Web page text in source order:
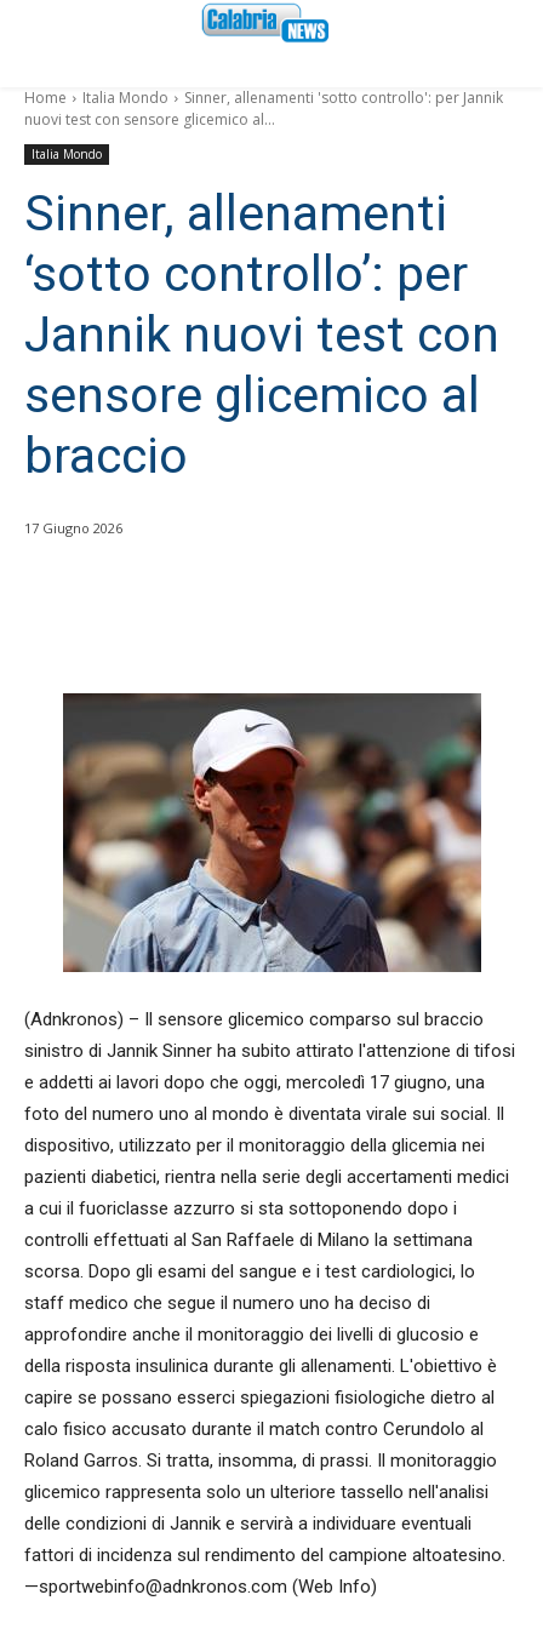
Home Italia Mondo
Sinner, allenamenti 'sotto controllo': per Jannik
nuovi test con sensore glicemico al...
Italia Mondo
Sinner, allenamenti
‘sotto controllo’: per
Jannik nuovi test con
sensore glicemico al
braccio
17 Giugno 2026
(Adnkronos) – Il sensore glicemico comparso sul braccio
sinistro di Jannik Sinner ha subito attirato l'attenzione di tifosi
e addetti ai lavori dopo che oggi, mercoledì 17 giugno, una
foto del numero uno al mondo è diventata virale sui social. Il
dispositivo, utilizzato per il monitoraggio della glicemia nei
pazienti diabetici, rientra nella serie degli accertamenti medici
a cui il fuoriclasse azzurro si sta sottoponendo dopo i
controlli effettuati al San Raffaele di Milano la settimana
scorsa. Dopo gli esami del sangue e i test cardiologici, lo
staff medico che segue il numero uno ha deciso di
approfondire anche il monitoraggio dei livelli di glucosio e
della risposta insulinica durante gli allenamenti. L'obiettivo è
capire se possano esserci spiegazioni fisiologiche dietro al
calo fisico accusato durante il match contro Cerundolo al
Roland Garros. Si tratta, insomma, di prassi. Il monitoraggio
glicemico rappresenta solo un ulteriore tassello nell'analisi
delle condizioni di Jannik e servirà a individuare eventuali
fattori di incidenza sul rendimento del campione altoatesino.
—sportwebinfo@adnkronos.com (Web Info)